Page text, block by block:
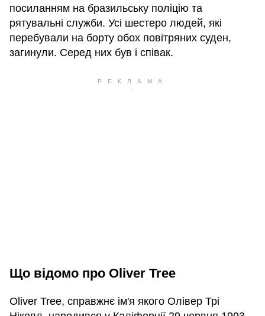
посиланням на бразильську поліцію та
рятувальні служби. Усі шестеро людей, які
перебували на борту обох повітряних суден,
загинули. Серед них був і співак.
Що відомо про Oliver Tree
Oliver Tree, справжнє ім'я якого Олівер Трі